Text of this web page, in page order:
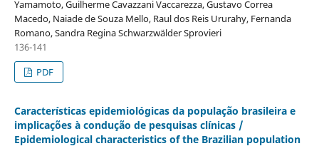
Yamamoto, Guilherme Cavazzani Vaccarezza, Gustavo Correa
Macedo, Naiade de Souza Mello, Raul dos Reis Ururahy, Fernanda
Romano, Sandra Regina Schwarzwälder Sprovieri
136-141
PDF
Caracterí­sticas epidemiológicas da população brasileira e
implicações à condução de pesquisas clí­nicas /
Epidemiological characteristics of the Brazilian population